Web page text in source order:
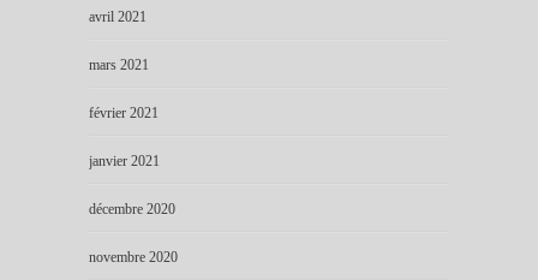
avril 2021
mars 2021
février 2021
janvier 2021
décembre 2020
novembre 2020